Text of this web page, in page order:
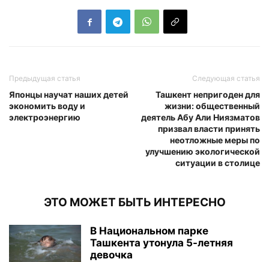
Предыдущая статья
Японцы научат наших детей
экономить воду и
электроэнергию
Следующая статья
Ташкент непригоден для
жизни: общественный
деятель Абу Али Ниязматов
призвал власти принять
неотложные меры по
улучшению экологической
ситуации в столице
ЭТО МОЖЕТ БЫТЬ ИНТЕРЕСНО
В Национальном парке
Ташкента утонула 5-летняя
девочка